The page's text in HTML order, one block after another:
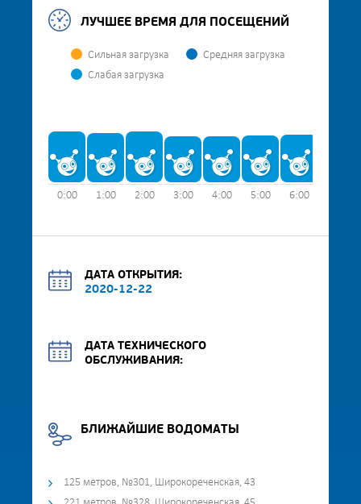
ЛУЧШЕЕ ВРЕМЯ ДЛЯ ПОСЕЩЕНИЙ
Сильная загрузка
Средняя загрузка
Слабая загрузка
0:00 1:00 2:00 3:00 4:00 5:00 6:00
ДАТА ОТКРЫТИЯ:
2020-12-22
ДАТА ТЕХНИЧЕСКОГО
ОБСЛУЖИВАНИЯ:
БЛИЖАЙШИЕ ВОДОМАТЫ
125 метров, №301, Широкореченская, 43